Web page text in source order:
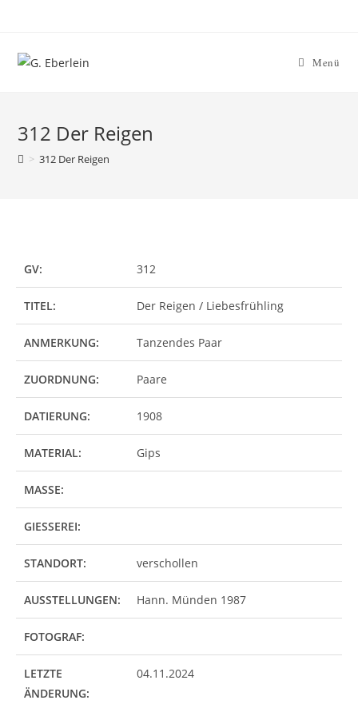
Menü
312 Der Reigen
> 312 Der Reigen
GV: 312
TITEL: Der Reigen / Liebesfrühling
ANMERKUNG: Tanzendes Paar
ZUORDNUNG: Paare
DATIERUNG: 1908
MATERIAL: Gips
MASSE:
GIESSEREI:
STANDORT: verschollen
AUSSTELLUNGEN: Hann. Münden 1987
FOTOGRAF:
LETZTE
ÄNDERUNG:
04.11.2024